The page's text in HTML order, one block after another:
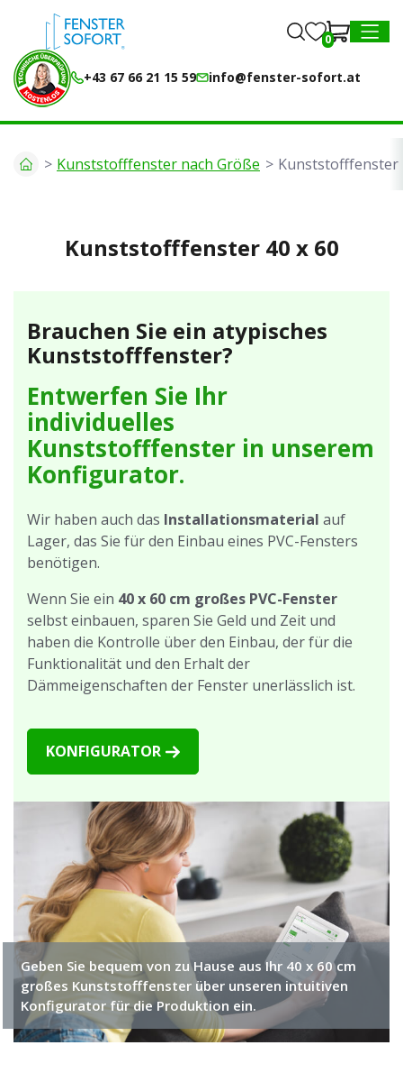
MENU
+43 67 66 21 15 59 info@fenster-sofort.at
0
Kunststofffenster nach Größe Kunststofffenster
Kunststofffenster 40 x 60
Brauchen Sie ein atypisches
Kunststofffenster?
Entwerfen Sie Ihr
individuelles
Kunststofffenster in unserem
Konfigurator.
Wir haben auch das Installationsmaterial auf
Lager, das Sie für den Einbau eines PVC-Fensters
benötigen.
Wenn Sie ein 40 x 60 cm großes PVC-Fenster
selbst einbauen, sparen Sie Geld und Zeit und
haben die Kontrolle über den Einbau, der für die
Funktionalität und den Erhalt der
Dämmeigenschaften der Fenster unerlässlich ist.
KONFIGURATOR
Geben Sie bequem von zu Hause aus Ihr 40 x 60 cm
großes Kunststofffenster über unseren intuitiven
Konfigurator für die Produktion ein.